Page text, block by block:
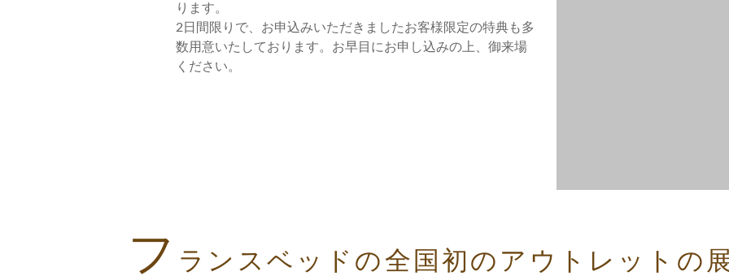
ります。
2日間限りで、お申込みいただきましたお客様限定の特典も多
数用意いたしております。お早目にお申し込みの上、御来場
ください。
フ ランスベッドの全国初のアウトレットの